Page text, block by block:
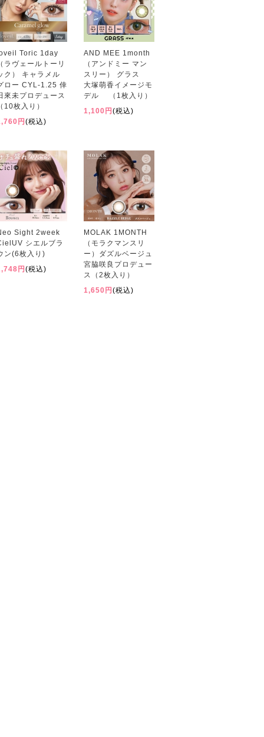
Toric 1day
ラヴェールトーリ
ク） キャラメル
ロー CYL-1.25 倖
來未プロデュース
10枚入り）
円 (税込)
AND MEE 1month
（アンドミー マン
スリー） グラス
大塚萌香イメージモ
デル （1枚入り）
1,100円 (税込)
Sight 2week
シエルブラ
ン(6枚入り)
円 (税込)
MOLAK 1MONTH
（モラクマンスリ
ー）ダズルベージュ
宮脇咲良プロデュー
ス（2枚入り）
1,650円 (税込)